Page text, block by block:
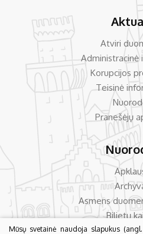
Atviri
Administracinė
Korupcijos
Teisinė
Pranešėjų
Asmens
Bilietų
Dažniausiai
Mūsų svetainė naudoja slapukus